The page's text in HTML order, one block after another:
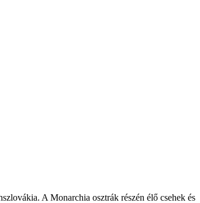
A Monarchia osztrák részén élő csehek és